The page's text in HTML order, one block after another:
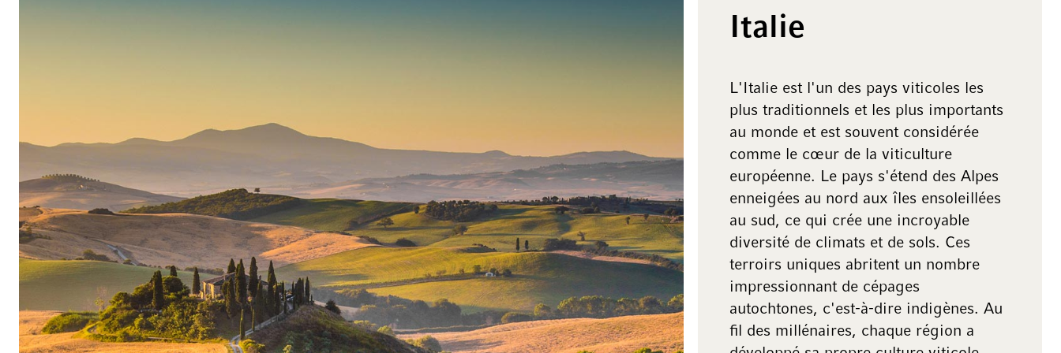
La tradition rencontre la modernisation
Giovanni déjà, le père de Marilisa, accordait beaucoup d’importance à la qualité
particulière de ses vins, leur valant ainsi une reconnaissance mondiale. La jeune
génération Allegrini décidée à maintenir la tradition tout en développant la
typicité et la complexité des vins, a introduit plusieurs innovations: en
complément des traditionnels grands fûts de chêne, des barriques furent
progressivement mises en service, et le temps de maturation raccourci pour
mieux retenir la saveur du cépage et la fraîcheur des arômes de fruits. De plus, la
technique conventionnelle de vinification ripasso a été revue. Au lieu des marcs
d’Amarone, qui étaient jusqu’à présent utilisés pour certains vins d’Allegrini, le
Italie
L'Italie est l'un des pays viticoles les
plus traditionnels et les plus importants
au monde et est souvent considérée
comme le cœur de la viticulture
européenne. Le pays s'étend des Alpes
enneigées au nord aux îles ensoleillées
au sud, ce qui crée une incroyable
diversité de climats et de sols. Ces
terroirs uniques abritent un nombre
impressionnant de cépages
autochtones, c'est-à-dire indigènes. Au
fil des millénaires, chaque région a